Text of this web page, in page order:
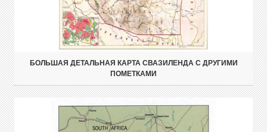
БОЛЬШАЯ ДЕТАЛЬНАЯ КАРТА СВАЗИЛЕНДА С ДРУГИМИ
ПОМЕТКАМИ